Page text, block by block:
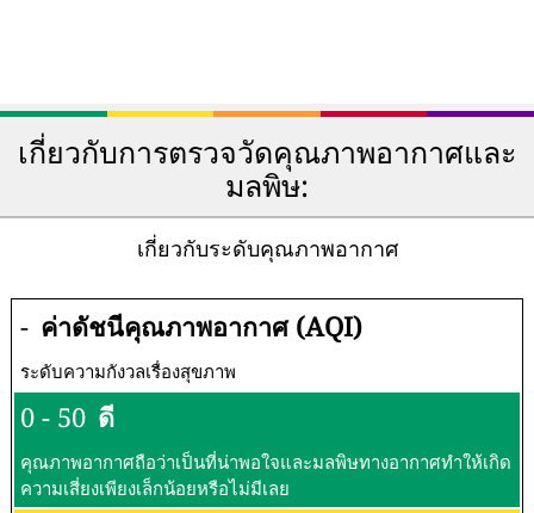
เกี่ยวกับการตรวจวัดคุณภาพอากาศและ
มลพิษ:
เกี่ยวกับระดับคุณภาพอากาศ
- ค่าดัชนีคุณภาพอากาศ (AQI)
ระดับความกังวลเรื่องสุขภาพ
0 - 50 ดี
คุณภาพอากาศถือว่าเป็นที่น่าพอใจและมลพิษทางอากาศทำให้เกิด
ความเสี่ยงเพียงเล็กน้อยหรือไม่มีเลย